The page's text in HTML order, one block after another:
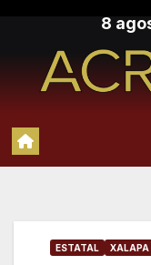
contenido
8
ESTATAL XALAPA